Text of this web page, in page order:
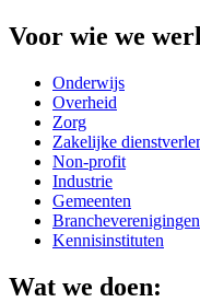
Voor wie we
Onderwijs
Overheid
Zorg
Zakelijke
Non-profit
Industrie
Gemeenten
Brancheverenigingen
Kennisinstituten
Wat we doen: